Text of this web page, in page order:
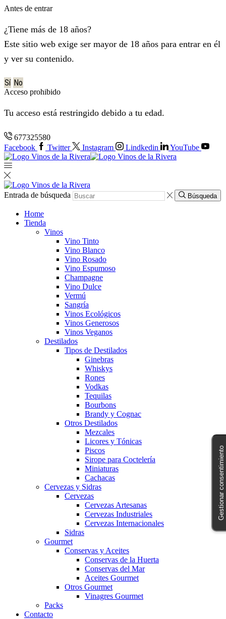
Antes de entrar
¿Tiene más de 18 años?
Este sitio web exige ser mayor de 18 años para entrar en él
y ver su contenido.
Sí No
Acceso prohibido
Tu acceso está restringido debido a tu edad.
677325580
Facebook
Twitter Instagram Lindkedin YouTube
Entrada de búsqueda Búsqueda
Home
Tienda
Vinos
Vino Tinto
Vino Blanco
Vino Rosado
Vino Espumoso
Champagne
Vino Dulce
Vermú
Sangría
Vinos Ecológicos
Vinos Generosos
Vinos Veganos
Destilados
Tipos de Destilados
Ginebras
Whiskys
Rones
Vodkas
Tequilas
Bourbons
Brandy y Cognac
Otros Destilados
Mezcales
Licores y Tónicas
Piscos
Sirope para Coctelería
Miniaturas
Cachacas
Cervezas y Sidras
Cervezas
Cervezas Artesanas
Cervezas Industriales
Cervezas Internacionales
Sidras
Gourmet
Conservas y Aceites
Conservas de la Huerta
Conservas del Mar
Aceites Gourmet
Otros Gourmet
Vinagres Gourmet
Packs
Contacto
Gestionar consentimiento